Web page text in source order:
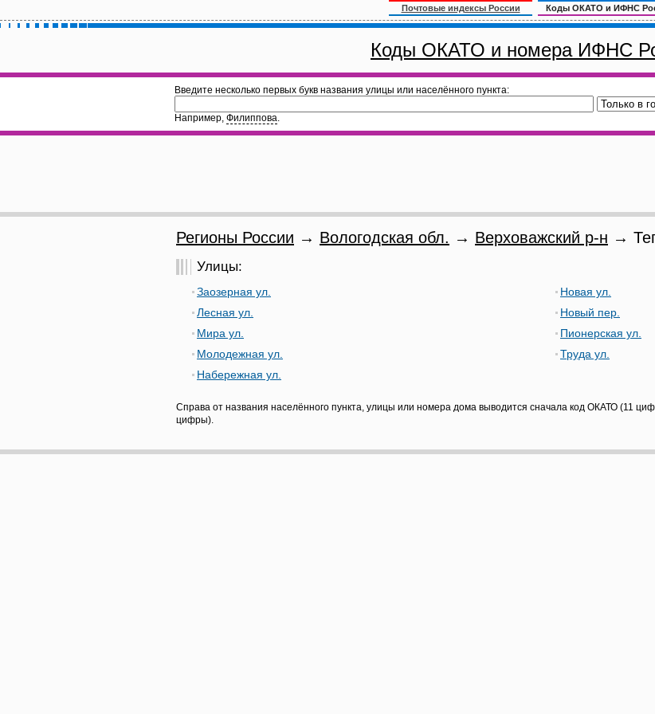
Почтовые индексы России Коды ОКАТО и ИФНС
Коды ОКАТО и номера ИФНС
Введите несколько первых букв названия улицы или населённого пункта:
Например, Филиппова.
Регионы России → Вологодская обл. → Верховажский р-н →
Улицы:
Заозерная ул.
Лесная ул.
Мира ул.
Молодежная ул.
Набережная ул.
Новая ул.
Новый пер.
Пионерская ул.
Труда ул.
Справа от названия населённого пункта, улицы или номера дома выводится сначала код ОКАТО (11
цифры).